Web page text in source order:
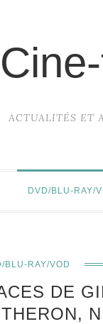
ACTUALITÉS ET
DVD/BLU-RAY/
BLU-RAY/VOD
DE